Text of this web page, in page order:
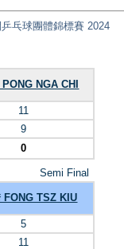
乓球團體錦標賽 2024
NGA CHI
11
9
0
Semi Final
FONG TSZ KIU
5
11